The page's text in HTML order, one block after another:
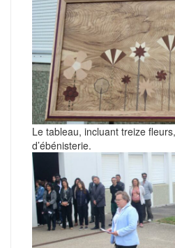
Le tableau, incluant treize
d’ébénisterie.